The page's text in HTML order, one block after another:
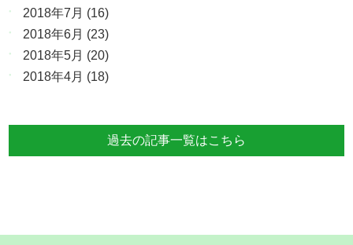
2018年7月 (16)
2018年6月 (23)
2018年5月 (20)
2018年4月 (18)
過去の記事一覧はこちら